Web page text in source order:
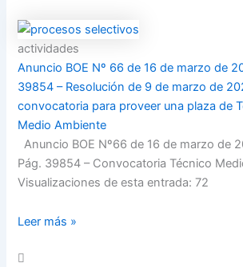
actividades
Anuncio BOE Nº 66 de 16 de marzo de
39854 – Resolución de 9 de marzo de
convocatoria para proveer una plaza de
Medio Ambiente
Anuncio BOE Nº66 de 16 de marzo de
Pág. 39854 – Convocatoria Técnico
Visualizaciones de esta entrada: 72
Leer más »